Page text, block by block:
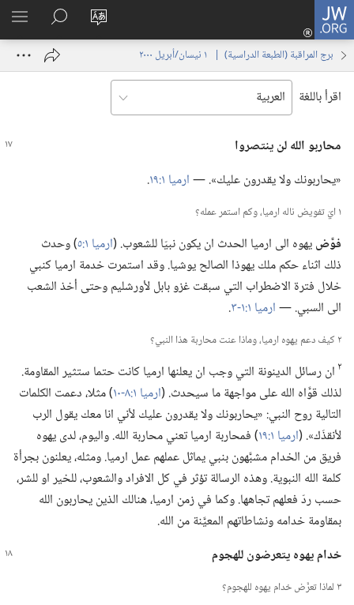
JW.ORG
تغيير
الموقع
تسجيل
الدخول
نافذة
البحث
في
JW.‎ORG
برج المراقبة (‏الطبعة الدراسية)‏ | ‏‎ ١‏ ‏‎نيسان/أبريل‏ ‎٢٠٠٠
اقرأ باللغة
محاربو الله لن ينتصروا
‏«يحاربونك ولا يقدرون عليك».‏ —‏ارميا ١:‏١٩ ‏.‏
١ ايّ تفويض ناله ارميا،‏ وكم استمر عمله؟‏
فوَّضيهوه الى ارميا الحدث ان يكون نبيّا للشعوب.‏ (‏ارميا ١:‏٥
‏)‏ وحدث
ذلك اثناء حكم ملك يهوذا الصالح يوشيا.‏ وقد استمرت خدمة ارميا كنبي
خلال فترة الاضطراب التي سبقت غزو بابل لأورشليم وحتى أخذ الشعب
الى السبي.‏ —‏ارميا ١:‏١-‏٣ ‏.‏
٢ كيف دعم يهوه ارميا،‏ وماذا عنت محاربة هذا النبي؟‏
٢ ان رسائل الدينونة التي وجب ان يعلنها ارميا كانت حتما ستثير المقاومة.‏
لذلك قوَّاه الله على مواجهة ما سيحدث.‏ (‏ارميا ١:‏٨-‏١٠
‏)‏ مثلا،‏ دعمت الكلمات
التالية روح النبي:‏ «يحاربونك ولا يقدرون عليك لأني انا معك يقول الرب
لأنقذَك».‏ (‏ارميا ١:‏١٩
‏)‏ فمحاربة ارميا تعني محاربة الله.‏ واليوم،‏ لدى يهوه
فريق من الخدام مشبَّهون بنبي يماثل عملهم عمل ارميا.‏ ومثله،‏ يعلنون بجرأة
كلمة الله النبوية.‏ وهذه الرسالة تؤثر في كل الافراد والشعوب،‏ للخير او للشر،‏
حسب ردّ فعلهم تجاهها.‏ وكما في زمن ارميا،‏ هنالك الذين يحاربون الله
بمقاومة خدامه ونشاطاتهم المعيَّنة من الله.‏
خدام يهوه يتعرضون للهجوم
٣ لماذا تعرَّض خدام يهوه للهجوم؟‏